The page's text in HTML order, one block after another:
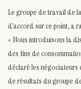
Le groupe de travail de
d’accord sur ce point, a
« Nous introduisons la
des fins de
déclaré les négociateurs
de résultats du groupe